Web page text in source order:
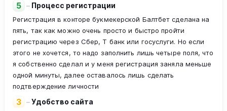
5 – Процесс регистрации
Регистрация в конторе букмекерской Балтбет сделана на
пять, так как можно очень просто и быстро пройти
регистрацию через Сбер, Т банк или госуслуги. Но если
этого не хочется, то надо заполнить лишь четыре поля, что
я собственно сделал и у меня регистрация заняла меньше
одной минуты, далее оставалось лишь сделать
подтверждение личности
3 –Удобство сайта